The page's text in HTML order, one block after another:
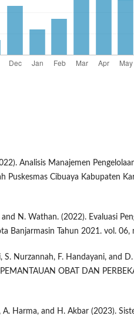
Analisis Manajemen
Puskesmas Cibuaya Kabupaten
and N. Wathan. (2022). Evaluasi
Banjarmasin Tahun 2021. vol.
S. Nurzannah, F. Handayani, and
OBAT DAN
A. Harma, and H. Akbar (2023).